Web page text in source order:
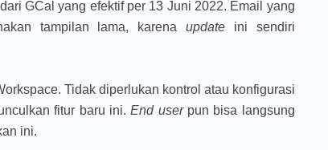
GCal yang efektif per 13 Juni 2022. Email yang
tampilan lama, karena update ini sendiri
Tidak diperlukan kontrol atau konfigurasi
fitur baru ini.End user pun bisa langsung
ini.